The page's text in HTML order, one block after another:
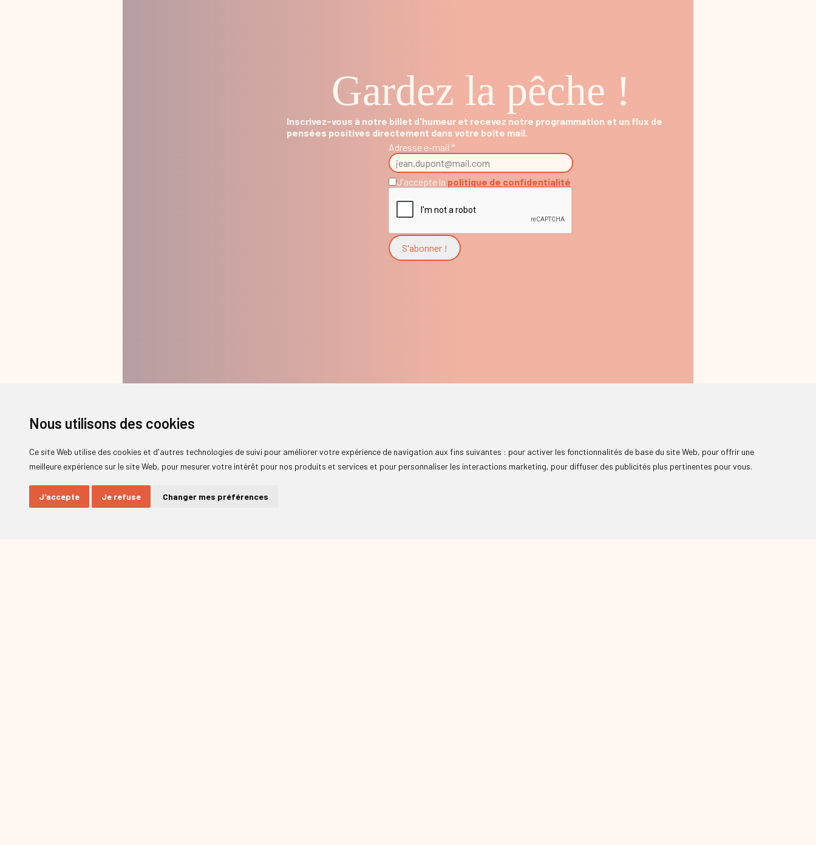
Nous utilisons des cookies
Ce site Web utilise des cookies et d'autres technologies de suivi pour améliorer votre expérience de navigation aux fins suivantes : pour activer les fonctionnalités de base du site Web, pour offrir une
meilleure expérience sur le site Web, pour mesurer votre intérêt pour nos produits et services et pour personnaliser les interactions marketing, pour diffuser des publicités plus pertinentes pour vous.
J'accepte Je refuse Changer mes préférences
Gardez la pêche !
Inscrivez-vous à notre billet d'humeur et recevez notre programmation et un flux de
pensées positives directement dans votre boîte mail.
Adresse e-mail *
J'accepte la politique de confidentialité